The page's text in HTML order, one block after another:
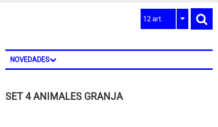
12 art.
NOVEDADES
SET 4 ANIMALES GRANJA